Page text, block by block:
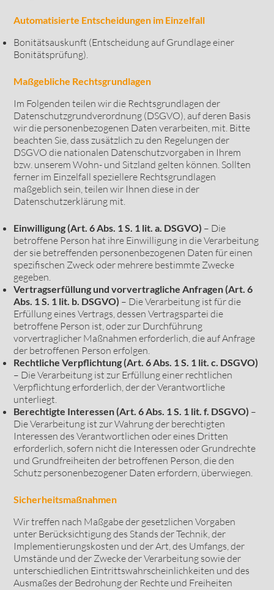
Automatisierte Entscheidungen im Einzelfall
Bonitätsauskunft (Entscheidung auf Grundlage einer
Bonitätsprüfung).
Maßgebliche Rechtsgrundlagen
Im Folgenden teilen wir die Rechtsgrundlagen der
Datenschutzgrundverordnung (DSGVO), auf deren Basis
wir die personenbezogenen Daten verarbeiten, mit. Bitte
beachten Sie, dass zusätzlich zu den Regelungen der
DSGVO die nationalen Datenschutzvorgaben in Ihrem
bzw. unserem Wohn- und Sitzland gelten können. Sollten
ferner im Einzelfall speziellere Rechtsgrundlagen
maßgeblich sein, teilen wir Ihnen diese in der
Datenschutzerklärung mit.
Einwilligung (Art. 6 Abs. 1 S. 1 lit. a. DSGVO) – Die
betroffene Person hat ihre Einwilligung in die Verarbeitung
der sie betreffenden personenbezogenen Daten für einen
spezifischen Zweck oder mehrere bestimmte Zwecke
gegeben.
Vertragserfüllung und vorvertragliche Anfragen (Art. 6
Abs. 1 S. 1 lit. b. DSGVO) – Die Verarbeitung ist für die
Erfüllung eines Vertrags, dessen Vertragspartei die
betroffene Person ist, oder zur Durchführung
vorvertraglicher Maßnahmen erforderlich, die auf Anfrage
der betroffenen Person erfolgen.
Rechtliche Verpflichtung (Art. 6 Abs. 1 S. 1 lit. c. DSGVO)
– Die Verarbeitung ist zur Erfüllung einer rechtlichen
Verpflichtung erforderlich, der der Verantwortliche
unterliegt.
Berechtigte Interessen (Art. 6 Abs. 1 S. 1 lit. f. DSGVO) –
Die Verarbeitung ist zur Wahrung der berechtigten
Interessen des Verantwortlichen oder eines Dritten
erforderlich, sofern nicht die Interessen oder Grundrechte
und Grundfreiheiten der betroffenen Person, die den
Schutz personenbezogener Daten erfordern, überwiegen.
Sicherheitsmaßnahmen
Wir treffen nach Maßgabe der gesetzlichen Vorgaben
unter Berücksichtigung des Stands der Technik, der
Implementierungskosten und der Art, des Umfangs, der
Umstände und der Zwecke der Verarbeitung sowie der
unterschiedlichen Eintrittswahrscheinlichkeiten und des
Ausmaßes der Bedrohung der Rechte und Freiheiten